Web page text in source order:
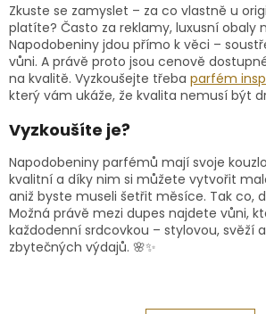
Zkuste se zamyslet – za co vlastně u
platíte? Často za reklamy, luxusní obaly
Napodobeniny jdou přímo k věci –
vůni. A právě proto jsou cenově
na kvalitě. Vyzkoušejte třeba parfém
který vám ukáže, že kvalita nemusí být
Vyzkoušíte je?
Napodobeniny parfémů mají svoje
kvalitní a díky nim si můžete vytvořit
aniž byste museli šetřit měsíce. Tak co,
Možná právě mezi dupes najdete vůni,
každodenní srdcovkou – stylovou, svěží
zbytečných výdajů. 🌸✨